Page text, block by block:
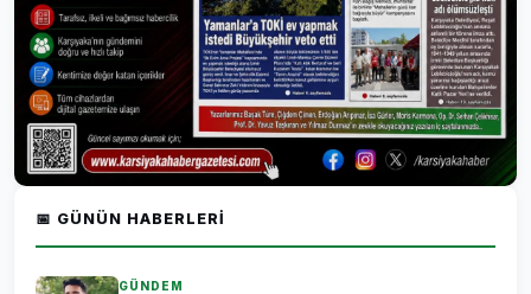
📅 GÜNÜN HABERLERI
GÜNDEM